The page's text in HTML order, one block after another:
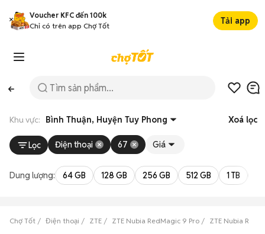
Voucher KFC đến 100k
Chỉ có trên app Chợ Tốt
Tải app
Khu vực: Bình Thuận, Huyện Tuy Phong Xoá lọc
Lọc Điện thoại 67 Giá
Dung lượng: 64 GB 128 GB 256 GB 512 GB 1 TB
Chợ Tốt Điện thoại ZTE ZTE Nubia RedMagic 9 Pro ZTE Nubia